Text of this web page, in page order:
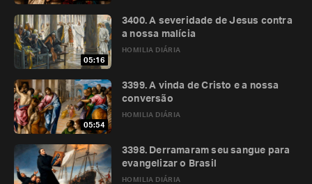
05:16
HOMILIA DIÁRIA
3400. A severidade de Jesus contra
a nossa malícia
05:54
HOMILIA DIÁRIA
3399. A vinda de Cristo e a nossa
conversão
HOMILIA DIÁRIA
3398. Derramaram seu sangue para
evangelizar o Brasil